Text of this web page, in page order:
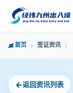
首页 签证资讯
←返回资讯列表